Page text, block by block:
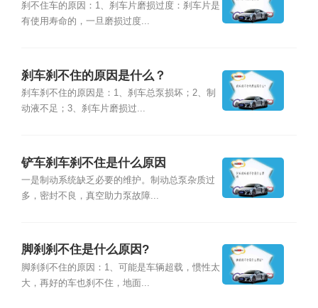
刹不住车的原因：1、刹车片磨损过度：刹车片是
有使用寿命的，一旦磨损过度...
刹车刹不住的原因是什么？
刹车刹不住的原因是：1、刹车总泵损坏；2、制
动液不足；3、刹车片磨损过...
铲车刹车刹不住是什么原因
一是制动系统缺乏必要的维护。制动总泵杂质过
多，密封不良，真空助力泵故障...
脚刹刹不住是什么原因?
脚刹刹不住的原因：1、可能是车辆超载，惯性太
大，再好的车也刹不住，地面...